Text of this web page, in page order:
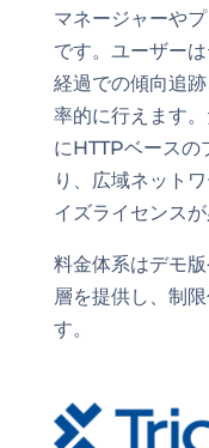
マネージャーや
です。ユーザー
経過での傾向追
率的に行えます
にHTTPベースの
り、広域ネット
イズライセンスが
料金体系はデモ
層を提供し、制
す。